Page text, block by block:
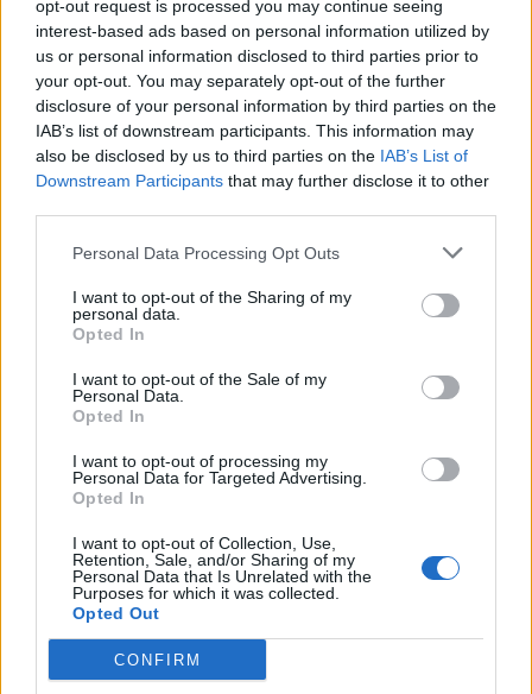
opt-out request is processed you may continue seeing
interest-based ads based on personal information utilized by
us or personal information disclosed to third parties prior to
your opt-out. You may separately opt-out of the further
disclosure of your personal information by third parties on the
IAB’s list of downstream participants. This information may
also be disclosed by us to third parties on the IAB’s List of
Downstream Participants that may further disclose it to other
Personal Data Processing Opt Outs
I want to opt-out of the Sharing of my
personal data.
Opted In
I want to opt-out of the Sale of my
Personal Data.
Opted In
I want to opt-out of processing my
Personal Data for Targeted Advertising.
Opted In
I want to opt-out of Collection, Use,
Retention, Sale, and/or Sharing of my
Personal Data that Is Unrelated with the
Purposes for which it was collected.
Opted Out
CONFIRM